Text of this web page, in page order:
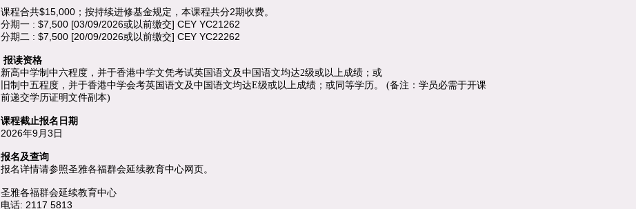
课程合共$15,000；按持续进修基金规定，本课程共分2期收费。
分期一 : $7,500 [03/09/2026或以前缴交] CEY YC21262
分期二 : $7,500 [20/09/2026或以前缴交] CEY YC22262
报读资格
新高中学制中六程度，并于香港中学文凭考试英国语文及中国语文均达2级或以上成绩；或
旧制中五程度，并于香港中学会考英国语文及中国语文均达E级或以上成绩；或同等学历。 (备注：学员必需于开课
前递交学历证明文件副本)
课程截止报名日期
2026年9月 3 日
报名及查询
报名详情请参照圣雅各福群会延续教育中心网页。
圣雅各福群会延续教育中心
电话: 2117 5813